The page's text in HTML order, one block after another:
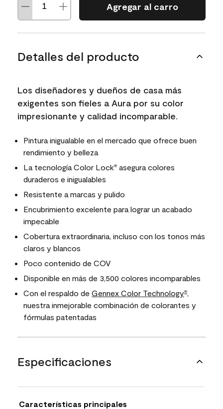
Agregar al carro
Detalles del producto
Los diseñadores y dueños de casa más
exigentes son fieles a Aura por su color
impresionante y calidad incomparable.
Pintura inigualable en el mercado que ofrece buen
rendimiento y belleza
La tecnología Color Lock® asegura colores
duraderos e inigualables
Resistente a marcas y pulido
Encubrimiento excelente para lograr un acabado
impecable
Cobertura extraordinaria, incluso con los tonos más
claros y blancos
Poco contenido de COV
Disponible en más de 3,500 colores incomparables
Con el respaldo de Gennex Color Technology®,
nuestra inmejorable combinación de colorantes y
fórmulas patentadas
Especificaciones
Características principales